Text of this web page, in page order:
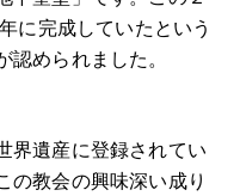
に完成していたという
められました。
界遺産に登録されてい
の教会の興味深い成り